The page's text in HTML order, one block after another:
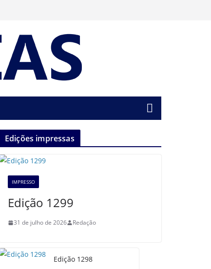
Edições impressas
IMPRESSO
Edição 1299
31 de julho de 2026 Redação
Edição 1298